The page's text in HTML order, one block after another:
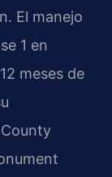
El manejo
1 en
meses de